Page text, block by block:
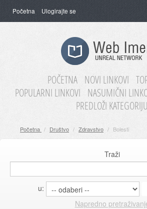
Početna Ulogirajte se
POČETNA NOVI LINKOVI
POPULARNI LINKOVI
NASUMIČNI
PREDLOŽI KATEGORIJU
Početna / Društvo / Zdravstvo / Bolesti
Traži
u:
Napredno